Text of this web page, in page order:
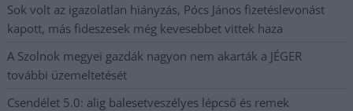
Sok volt az igazolatlan hiányzás, Pócs János fizetéslevonást
kapott, más fideszesek még kevesebbet vittek haza
A Szolnok megyei gazdák nagyon nem akarták a JÉGER
további üzemeltetését
Csendélet 5.0: alig balesetveszélyes lépcső és remek